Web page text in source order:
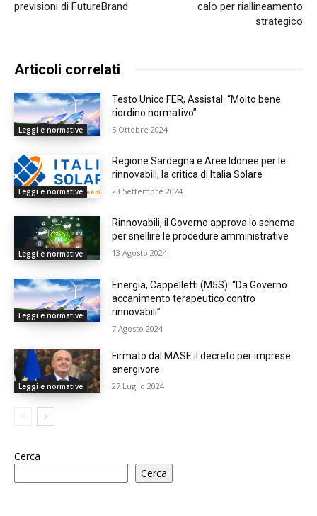
previsioni di FutureBrand
calo per riallineamento
strategico
Articoli correlati
Leggi e normative
Testo Unico FER, Assistal: “Molto bene
riordino normativo”
5 Ottobre 2024
Leggi e normative
Regione Sardegna e Aree Idonee per le
rinnovabili, la critica di Italia Solare
23 Settembre 2024
Leggi e normative
Rinnovabili, il Governo approva lo schema
per snellire le procedure amministrative
13 Agosto 2024
Leggi e normative
Energia, Cappelletti (M5S): “Da Governo
accanimento terapeutico contro
rinnovabili”
7 Agosto 2024
Leggi e normative
Firmato dal MASE il decreto per imprese
energivore
27 Luglio 2024
Cerca
Cerca